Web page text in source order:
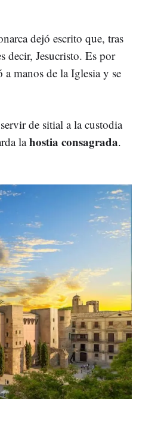
dejó escrito que, tras
decir, Jesucristo. Es por
manos de la Iglesia y se
de sitial a la custodia
lahostia consagrada.